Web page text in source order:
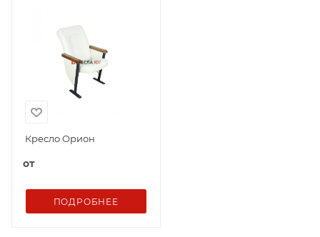
Кресло Орион
от
ПОДРОБНЕЕ